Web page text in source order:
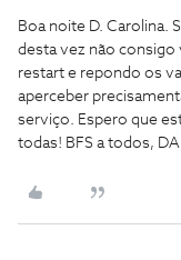
Boa noite D. Carolina.
desta vez não
restart e repondo os
aperceber
serviço. Espero que
todas! BFS a todos,